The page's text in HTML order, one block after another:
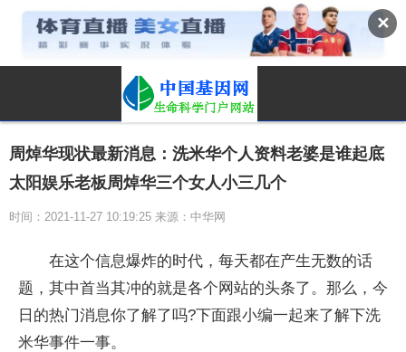
✕
周焯华现状最新消息：洗米华个人资料老婆是谁起底
太阳娱乐老板周焯华三个女人小三几个
时间：2021-11-27 10:19:25 来源：中华网
在这个信息爆炸的时代，每天都在产生无数的话
题，其中首当其冲的就是各个网站的头条了。那么，今
日的热门消息你了解了吗?下面跟小编一起来了解下洗
米华事件一事。